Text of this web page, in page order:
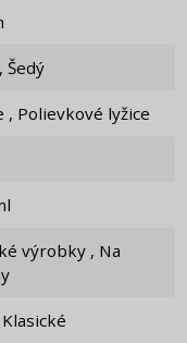
Šedý
, Polievkové lyžice
Klasické